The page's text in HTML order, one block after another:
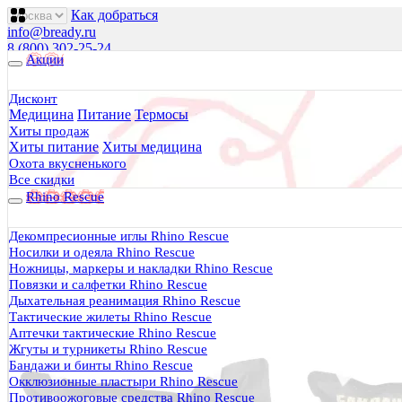
Как добраться
info@bready.ru
8 (800) 302-25-24
Пн 0900- 18
Будь Готов
Магазин походного снаряжения
все для туризма, охоты, рыбалки
Каталог
Акции
Дисконт
Медицина Питание Термосы
Хиты продаж
Хиты питание Хиты медицина
Охота вкусненького
Все скидки
Rhino Rescue
Декомпресионные иглы Rhino Rescue
Носилки и одеяла Rhino Rescue
Ножницы, маркеры и накладки Rhino Rescue
Повязки и салфетки Rhino Rescue
Дыхательная реанимация Rhino Rescue
Тактические жилеты Rhino Rescue
Аптечки тактические Rhino Rescue
Жгуты и турникеты Rhino Rescue
Бандажи и бинты Rhino Rescue
Окклюзионные пластыри Rhino Rescue
Противоожоговые средства Rhino Rescue
0 руб.
0
0
Тактическая медицина
Еда в дорогу